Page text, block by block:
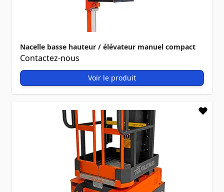
Nacelle basse hauteur / élévateur manuel compact
Contactez-nous
Voir le produit